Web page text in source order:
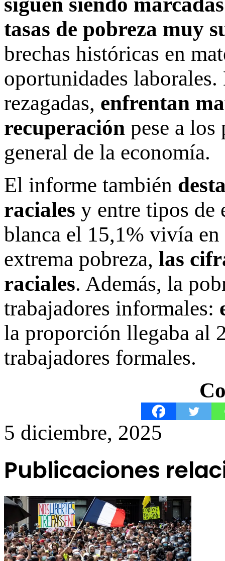
tasas de pobreza muy
brechas históricas en
oportunidades
rezagadas, enfrentan
recuperación pese a los
general de la economía.
El informe también
raciales y entre tipos de
blanca el 15,1% vivía
extrema pobreza, las
raciales. Además, la
trabajadores informales:
la proporción llegaba al
trabajadores formales.
5 diciembre, 2025
Publicaciones